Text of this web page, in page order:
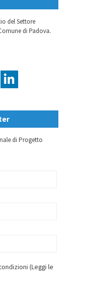
del Settore
di Padova.
di Progetto
(Leggi le